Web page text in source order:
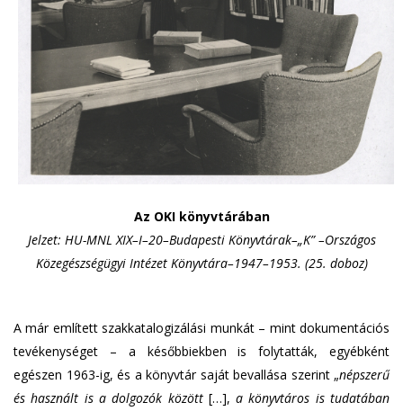
Az OKI könyvtárában
Jelzet: HU-MNL XIX–I–20–Budapesti Könyvtárak–„K” –Országos
Közegészségügyi Intézet Könyvtára–1947–1953. (25. doboz)
A már említett szakkatalogizálási munkát – mint dokumentációs
tevékenységet – a későbbiekben is folytatták, egyébként
egészen 1963-ig, és a könyvtár saját bevallása szerint „népszerű
és használt is a dolgozók között[…],a könyvtáros is tudatában